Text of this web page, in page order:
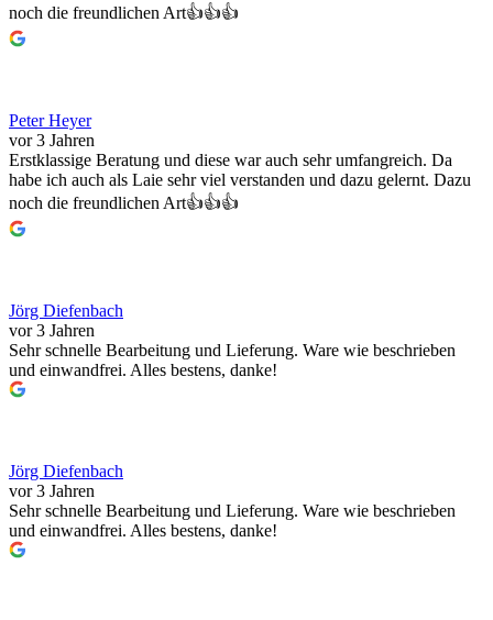
noch die freundlichen Art👍👍👍
Peter Heyer
vor 3 Jahren
Erstklassige Beratung und diese war auch sehr umfangreich. Da
habe ich auch als Laie sehr viel verstanden und dazu gelernt. Dazu
noch die freundlichen Art👍👍👍
Jörg Diefenbach
vor 3 Jahren
Sehr schnelle Bearbeitung und Lieferung. Ware wie beschrieben
und einwandfrei. Alles bestens, danke!
Jörg Diefenbach
vor 3 Jahren
Sehr schnelle Bearbeitung und Lieferung. Ware wie beschrieben
und einwandfrei. Alles bestens, danke!